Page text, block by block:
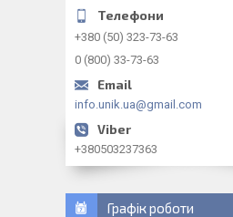
+380 (50) 323-73-63
0 (800) 33-73-63
info.unik.ua@gmail.com
+380503237363
Графік роботи